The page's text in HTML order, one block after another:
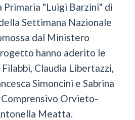
Primaria "Luigi Barzini" di
Settimana Nazionale
dal Ministero
hanno aderito le
Claudia Libertazzi,
Simoncini e Sabrina
Orvieto-
Meatta.